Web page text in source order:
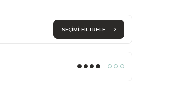
SEÇIMI FILTRELE